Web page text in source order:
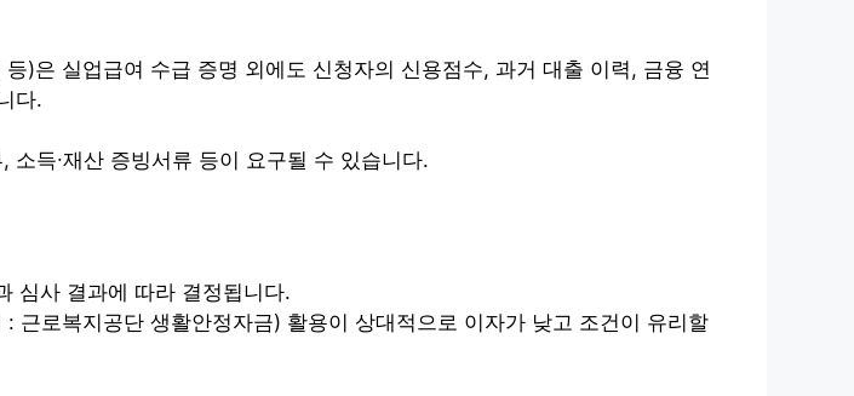
)은 실업급여 수급 증명 외에도 신청자의 신용점수, 과거 대출 이력, 금융 연
다.
득∙재산 증빙서류 등이 요구될 수 있습니다.
심사 결과에 따라 결정됩니다.
근로복지공단 생활안정자금) 활용이 상대적으로 이자가 낮고 조건이 유리할